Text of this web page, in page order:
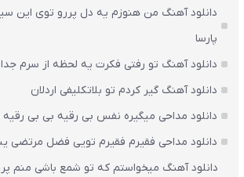
دانلود آهنگ من هنوزم یه دل پررو توی این
پارسا
دانلود آهنگ تو رفتی فکرت یه لحظه از سرم
دانلود آهنگ گیر کردم تو بلاتکلیفی اردلان
دانلود مداحی میگیره نفس بی رقیه بی بی
دانلود مداحی فقیرم فقیرم تویی فضل مرتضی
دانلود آهنگ میخواستم که تو شمع باشی منم